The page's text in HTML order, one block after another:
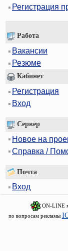
Регистрация
Работа
Вакансии
Резюме
Кабинет
Регистрация
Вход
Сервер
Новое на
Справка /
Почта
Вход
ON-LINE
по вопросам рекламы